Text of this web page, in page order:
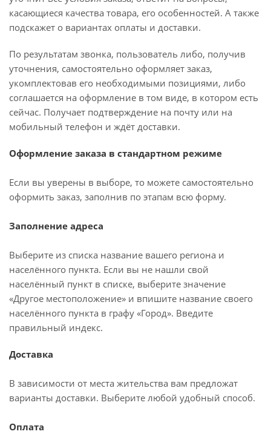
касающиеся качества товара, его особенностей. А также
подскажет о вариантах оплаты и доставки.
По результатам звонка, пользователь либо, получив
уточнения, самостоятельно оформляет заказ,
укомплектовав его необходимыми позициями, либо
соглашается на оформление в том виде, в котором есть
сейчас. Получает подтверждение на почту или на
мобильный телефон и ждёт доставки.
Оформление заказа в стандартном режиме
Если вы уверены в выборе, то можете самостоятельно
оформить заказ, заполнив по этапам всю форму.
Заполнение адреса
Выберите из списка название вашего региона и
населённого пункта. Если вы не нашли свой
населённый пункт в списке, выберите значение
«Другое местоположение» и впишите название своего
населённого пункта в графу «Город». Введите
правильный индекс.
Доставка
В зависимости от места жительства вам предложат
варианты доставки. Выберите любой удобный способ.
Оплата